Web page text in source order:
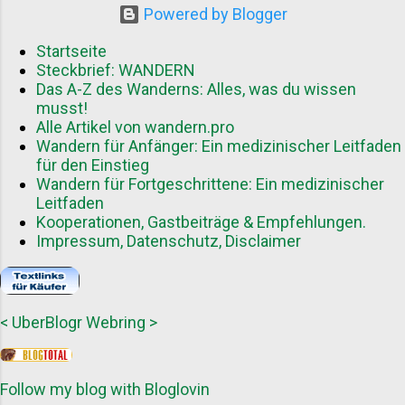
können Sie von mehreren Aspekten
durch Zugang zu einer neuen
Zielgruppe Aufbau von Autorität in der
Powered by Blogger
Startseite
Steckbrief: WANDERN
Das A-Z des Wanderns: Alles, was du wissen
musst!
Alle Artikel von wandern.pro
Wandern für Anfänger: Ein medizinischer Leitfaden
für den Einstieg
Wandern für Fortgeschrittene: Ein medizinischer
Leitfaden
Kooperationen, Gastbeiträge & Empfehlungen.
Impressum, Datenschutz, Disclaimer
< UberBlogr Webring >
Follow my blog with Bloglovin